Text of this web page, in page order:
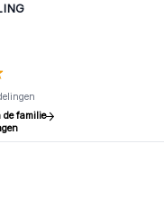
de familie